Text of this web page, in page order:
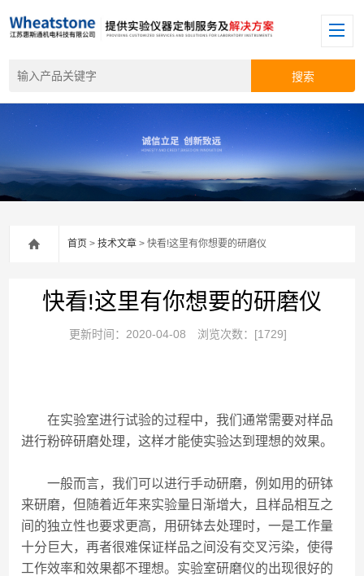
首页 >技术文章 > 快看!这里有你想要的研磨仪
快看!这里有你想要的研磨仪
更新时间：2020-04-08 浏览次数：[1729]
在实验室进行试验的过程中，我们通常需要对样品
进行粉碎研磨处理，这样才能使实验达到理想的效果。
一般而言，我们可以进行手动研磨，例如用的研钵
来研磨，但随着近年来实验量日渐增大，且样品相互之
间的独立性也要求更高，用研钵去处理时，一是工作量
十分巨大，再者很难保证样品之间没有交叉污染，使得
工作效率和效果都不理想。实验室研磨仪的出现很好的